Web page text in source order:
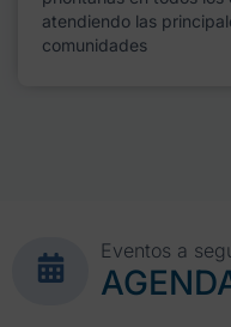
atendiendo las
comunidades
Eventos a